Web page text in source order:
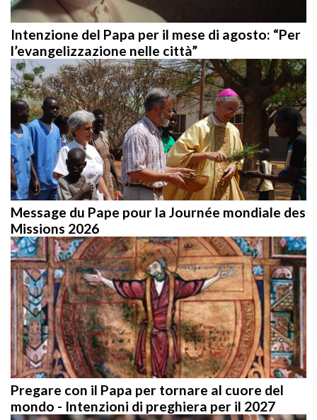
Intenzione del Papa per il mese di agosto: “Per
l’evangelizzazione nelle città”
Message du Pape pour la Journée mondiale des
Missions 2026
Pregare con il Papa per tornare al cuore del
mondo - Intenzioni di preghiera per il 2027